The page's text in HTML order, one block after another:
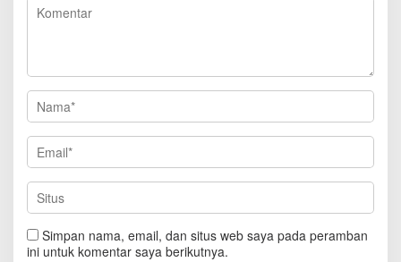
Simpan nama, email, dan situs web saya pada peramban
ini untuk komentar saya berikutnya.